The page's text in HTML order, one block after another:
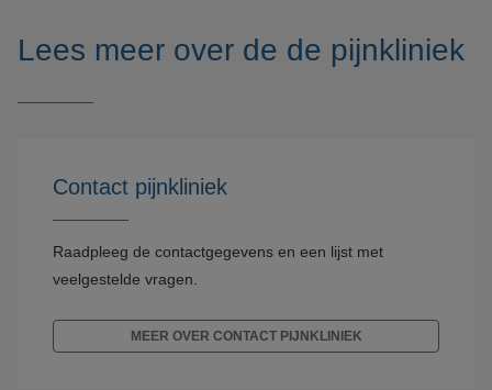
Lees meer over de de pijnkliniek
Contact pijnkliniek
Raadpleeg de contactgegevens en een lijst met
veelgestelde vragen.
MEER OVER CONTACT PIJNKLINIEK